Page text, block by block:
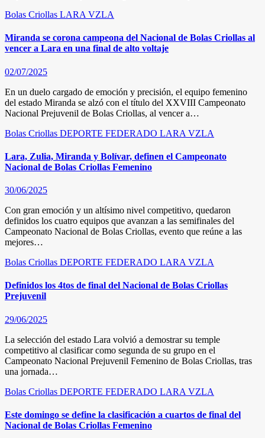
Bolas Criollas LARA VZLA
Miranda se corona campeona del Nacional de Bolas Criollas al
vencer a Lara en una final de alto voltaje
02/07/2025
En un duelo cargado de emoción y precisión, el equipo femenino
del estado Miranda se alzó con el título del XXVIII Campeonato
Nacional Prejuvenil de Bolas Criollas, al vencer a…
Bolas Criollas DEPORTE FEDERADO LARA VZLA
Lara, Zulia, Miranda y Bolívar, definen el Campeonato
Nacional de Bolas Criollas Femenino
30/06/2025
Con gran emoción y un altísimo nivel competitivo, quedaron
definidos los cuatro equipos que avanzan a las semifinales del
Campeonato Nacional de Bolas Criollas, evento que reúne a las
mejores…
Bolas Criollas DEPORTE FEDERADO LARA VZLA
Definidos los 4tos de final del Nacional de Bolas Criollas
Prejuvenil
29/06/2025
La selección del estado Lara volvió a demostrar su temple
competitivo al clasificar como segunda de su grupo en el
Campeonato Nacional Prejuvenil Femenino de Bolas Criollas, tras
una jornada…
Bolas Criollas DEPORTE FEDERADO LARA VZLA
Este domingo se define la clasificación a cuartos de final del
Nacional de Bolas Criollas Femenino